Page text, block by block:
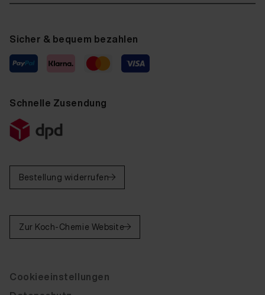
Sicher & bequem bezahlen
Schnelle Zusendung
Bestellung widerrufen
Zur Koch-Chemie Website
Cookieeinstellungen